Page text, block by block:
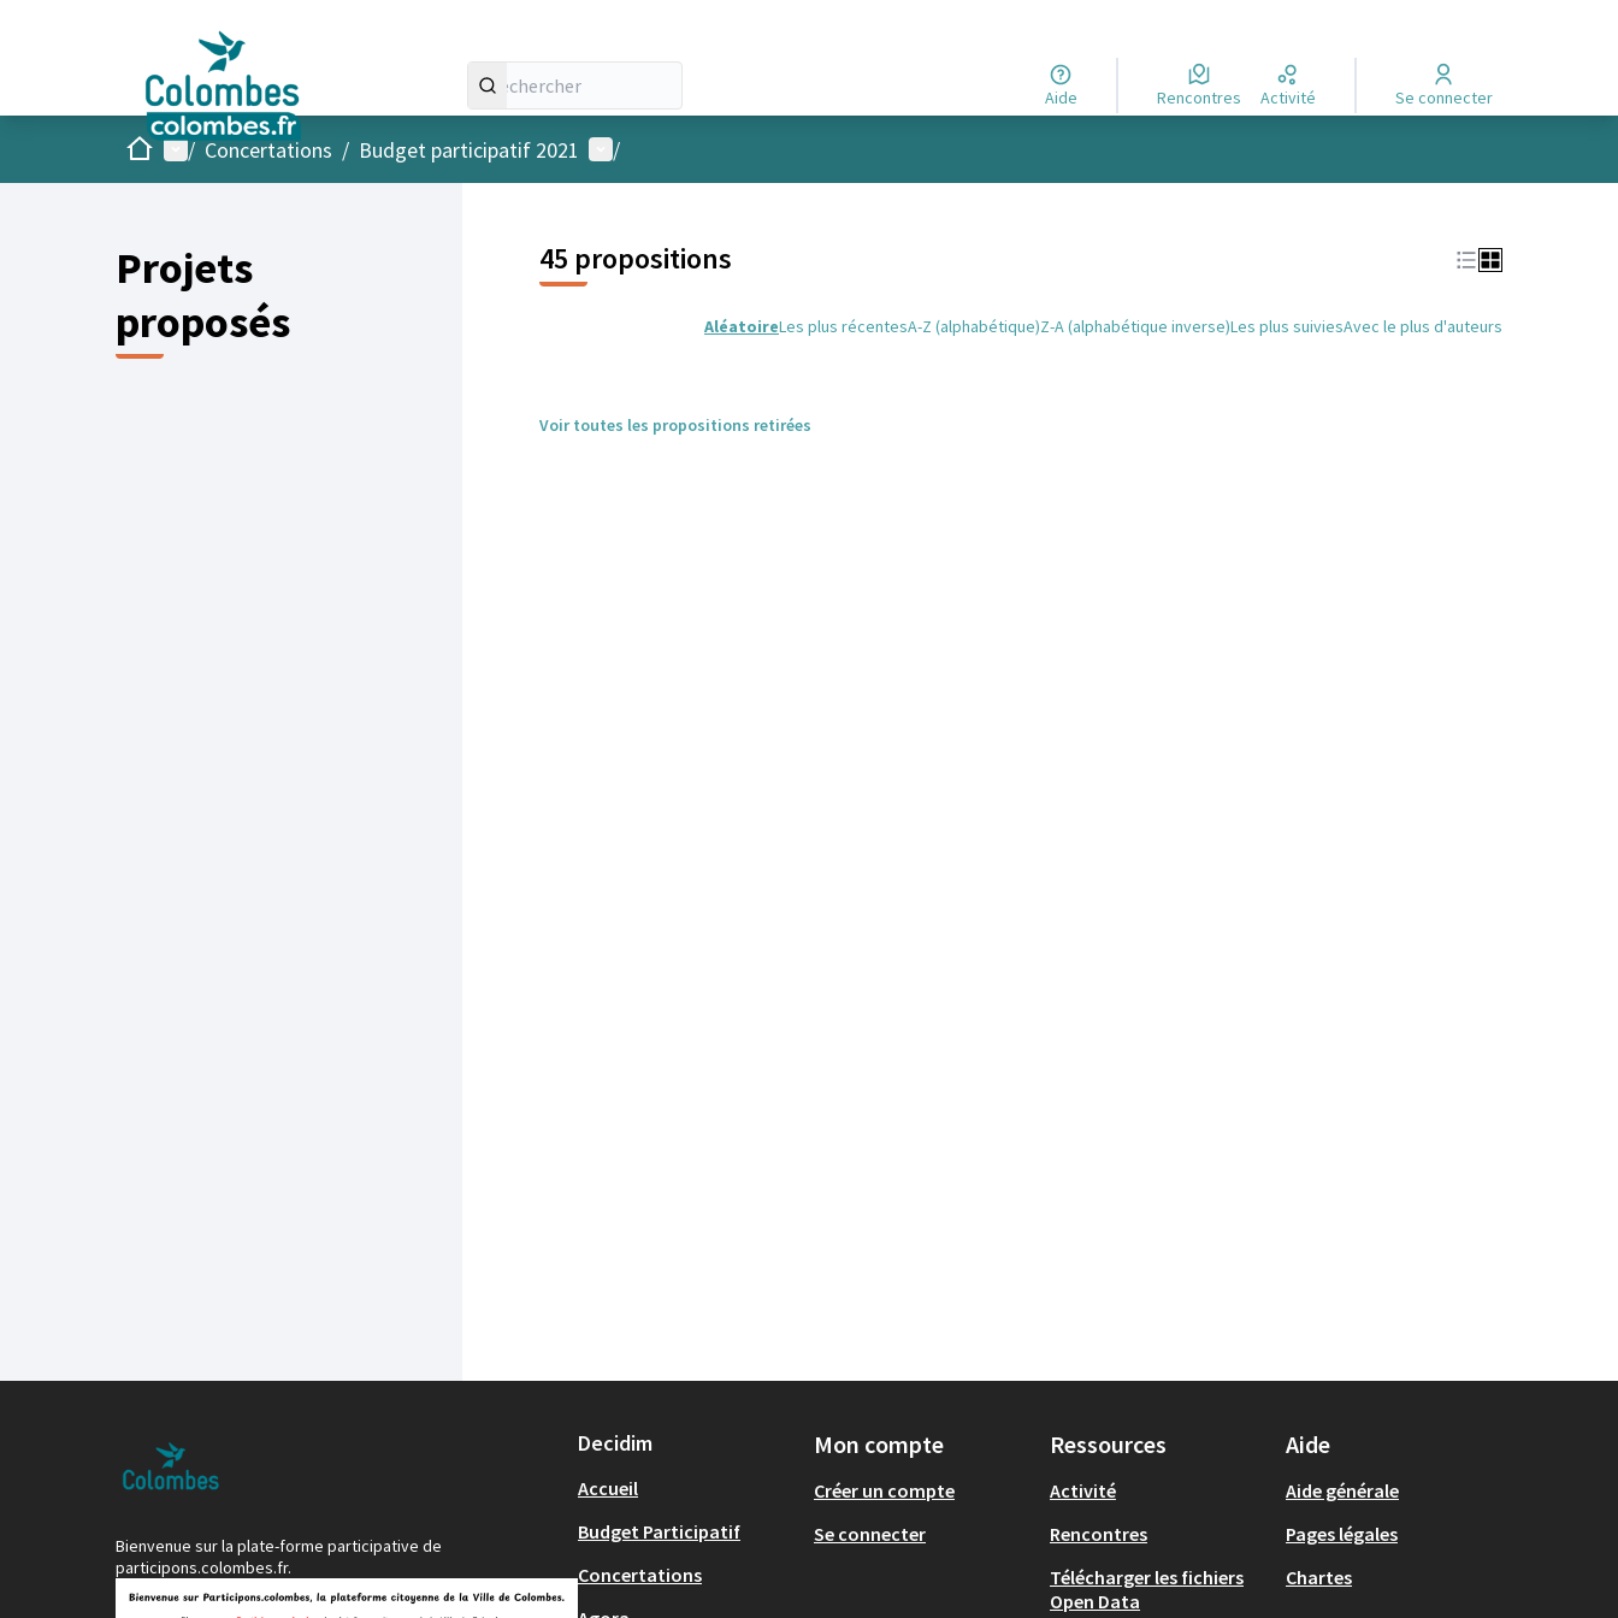
Aide Rencontres Activité Se connecter
AccueilMenu principal
/ Concertations / Budget participatif 2021 Menu utilisateur
/
Projets
proposés
45 propositions
AléatoireLes plus récentesA-Z (alphabétique)Z-A (alphabétique inverse)Les plus suiviesAvec le plus d'auteurs
Voir toutes les propositions retirées
Bienvenue sur la plate-forme participative de
participons.colombes.fr.
Decidim
Accueil
Budget Participatif
Concertations
Mon compte
Créer un compte
Se connecter
Ressources
Activité
Rencontres
Télécharger les fichiers
Open Data
Aide
Aide générale
Pages légales
Chartes